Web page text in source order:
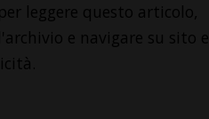
per leggere questo articolo,
e navigare su sito e